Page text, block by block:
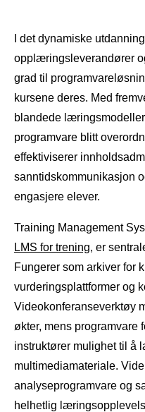
I det dynamiske
opplæringsleverandører
grad til
kursene deres. Med
blandede
programvare blitt
effektiviserer
sanntidskommunikasjon
engasjere elever.
Training Management
LMS for trening, er
Fungerer som arkiver for
vurderingsplattformer og
Videokonferanseverktøy
økter, mens programvare
instruktører mulighet til å
multimediamateriale.
analyseprogramvare og
helhetlig